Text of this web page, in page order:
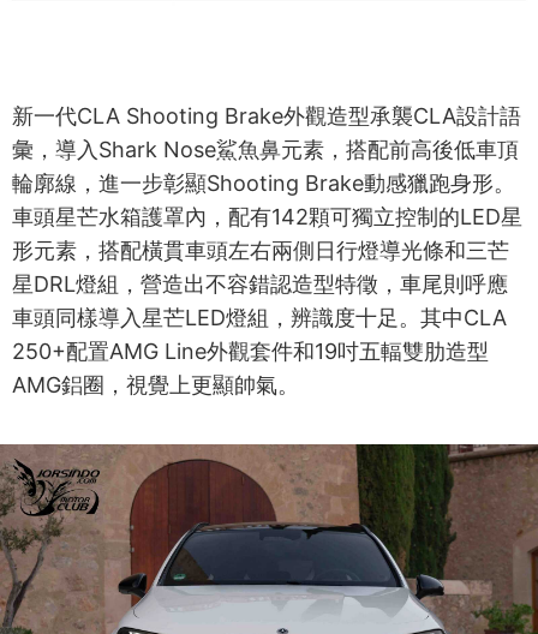
新一代CLA Shooting Brake外觀造型承襲CLA設計語
彙，導入Shark Nose鯊魚鼻元素，搭配前高後低車頂
輪廓線，進一步彰顯Shooting Brake動感獵跑身形。
車頭星芒水箱護罩內，配有142顆可獨立控制的LED星
形元素，搭配橫貫車頭左右兩側日行燈導光條和三芒
星DRL燈組，營造出不容錯認造型特徵，車尾則呼應
車頭同樣導入星芒LED燈組，辨識度十足。其中CLA
250+配置AMG Line外觀套件和19吋五輻雙肋造型
AMG鋁圈，視覺上更顯帥氣。